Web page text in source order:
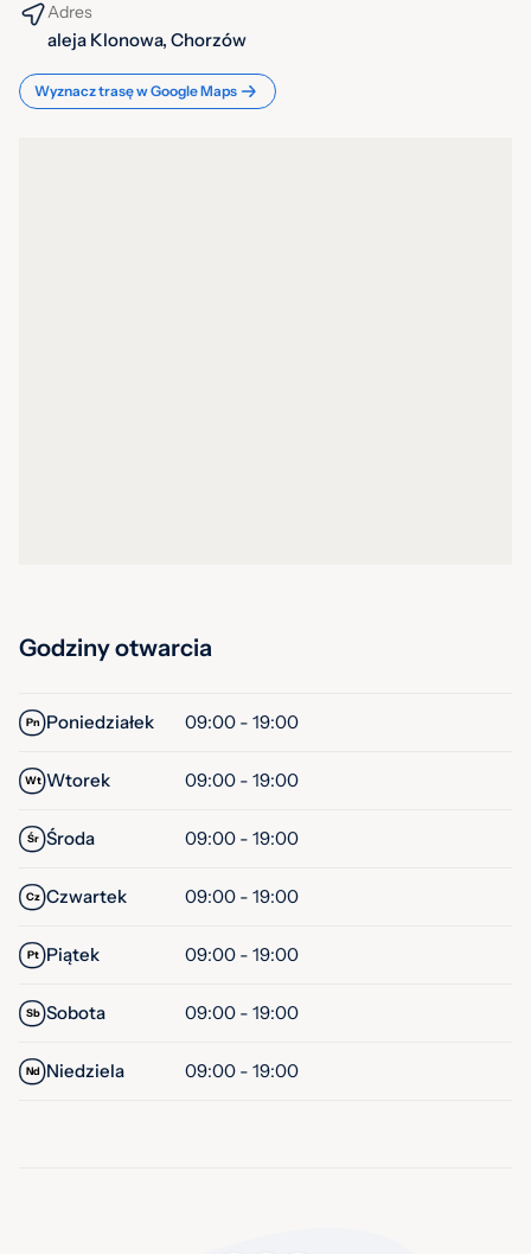
Adres
aleja Klonowa, Chorzów
Wyznacz trasę w Google Maps
Godziny otwarcia
Pn Poniedziałek 09:00 - 19:00
Wt Wtorek 09:00 - 19:00
Śr Środa 09:00 - 19:00
Cz Czwartek 09:00 - 19:00
Pt Piątek 09:00 - 19:00
Sb Sobota 09:00 - 19:00
Nd Niedziela 09:00 - 19:00